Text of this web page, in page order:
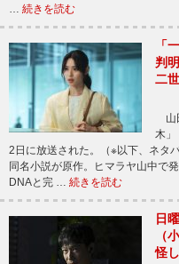
… 続きを読む
「
判
二
山
木」
2日に放送された。（※以下、ネ
同名小説が原作。ヒマラヤ山中で
DNAと完 … 続きを読む
日
（
怪